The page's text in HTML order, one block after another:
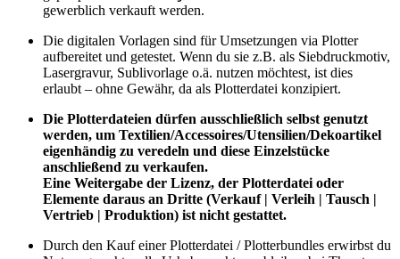
gewerblich verkauft werden.
Die digitalen Vorlagen sind für Umsetzungen via Plotter
aufbereitet und getestet. Wenn du sie z.B. als Siebdruckmotiv,
Lasergravur, Sublivorlage o.ä. nutzen möchtest, ist dies
erlaubt – ohne Gewähr, da als Plotterdatei konzipiert.
Die Plotterdateien dürfen ausschließlich selbst genutzt
werden, um Textilien/Accessoires/Utensilien/Dekoartikel
eigenhändig zu veredeln und diese Einzelstücke
anschließend zu verkaufen.
Eine Weitergabe der Lizenz, der Plotterdatei oder
Elemente daraus an Dritte (Verkauf | Verleih | Tausch |
Vertrieb | Produktion) ist nicht gestattet.
Durch den Kauf einer Plotterdatei / Plotterbundles erwirbst du